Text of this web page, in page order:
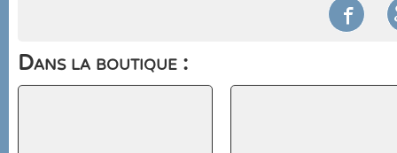

Dans la boutique :